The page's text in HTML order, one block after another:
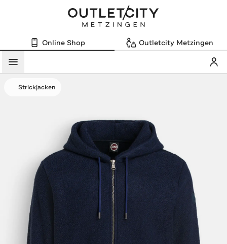
Online Shop Outletcity Metzingen
Menü
Strickjacken